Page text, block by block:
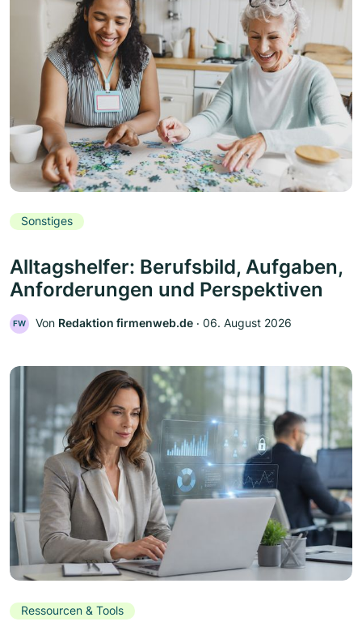
Sonstiges
Alltagshelfer: Berufsbild, Aufgaben,
Anforderungen und Perspektiven
FW Von Redaktion firmenweb.de ‧ 06. August 2026
Ressourcen & Tools